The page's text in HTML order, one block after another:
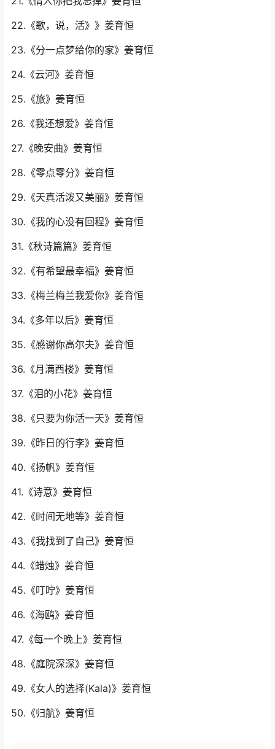
22.《歌，说，活》》姜育恒
23.《分一点梦给你的家》姜育恒
24.《云河》姜育恒
25.《旅》姜育恒
26.《我还想爱》姜育恒
27.《晚安曲》姜育恒
28.《零点零分》姜育恒
29.《天真活泼又美丽》姜育恒
30.《我的心没有回程》姜育恒
31.《秋诗篇篇》姜育恒
32.《有希望最幸福》姜育恒
33.《梅兰梅兰我爱你》姜育恒
34.《多年以后》姜育恒
35.《感谢你高尔夫》姜育恒
36.《月满西楼》姜育恒
37.《泪的小花》姜育恒
38.《只要为你活一天》姜育恒
39.《昨日的行李》姜育恒
40.《扬帆》姜育恒
41.《诗意》姜育恒
42.《时间无地等》姜育恒
43.《我找到了自己》姜育恒
44.《蜡烛》姜育恒
45.《叮咛》姜育恒
46.《海鸥》姜育恒
47.《每一个晚上》姜育恒
48.《庭院深深》姜育恒
49.《女人的选择(Kala)》姜育恒
50.《归航》姜育恒